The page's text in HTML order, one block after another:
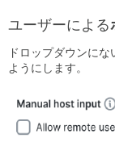
の
カ
ス
タ
マ
ズ
ユーザーによる
ドロップダウンに
ようにします。